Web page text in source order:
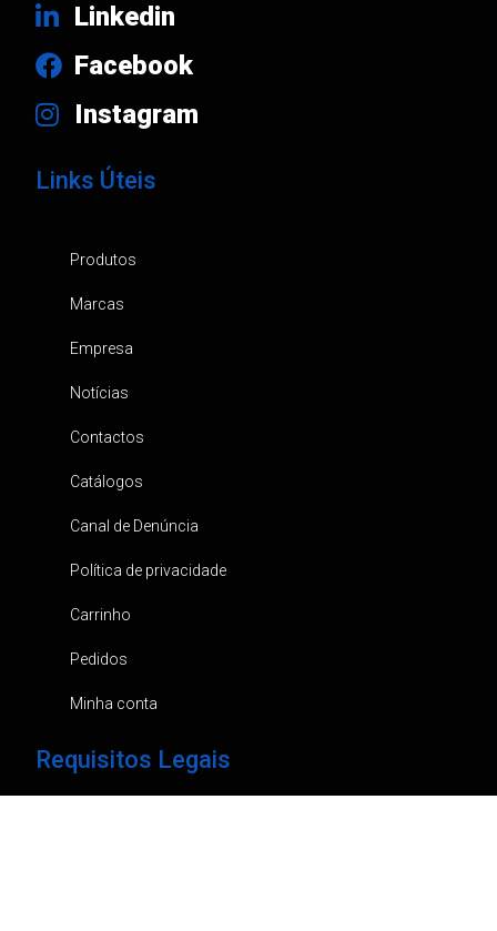
Linkedin
Facebook
Instagram
Links Úteis
Produtos
Marcas
Empresa
Notícias
Contactos
Catálogos
Canal de Denúncia
Política de privacidade
Carrinho
Pedidos
Minha conta
Requisitos Legais